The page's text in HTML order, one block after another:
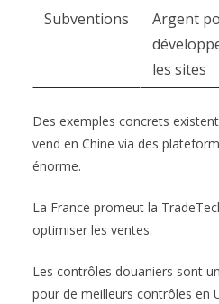
Subventions
Argent
les sites
Des exemples concrets
vend en Chine via des
énorme.
La France promeut la
optimiser les ventes.
Les contrôles douaniers sont
pour de meilleurs contrôles en